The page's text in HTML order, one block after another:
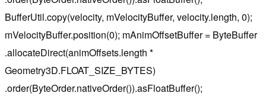
BufferUtil.copy(velocity, mVelocityBuffer, velocity.length, 0);
mVelocityBuffer.position(0); mAnimOffsetBuffer = ByteBuffer
.allocateDirect(animOffsets.length *
Geometry3D.FLOAT_SIZE_BYTES)
.order(ByteOrder.nativeOrder()).asFloatBuffer();